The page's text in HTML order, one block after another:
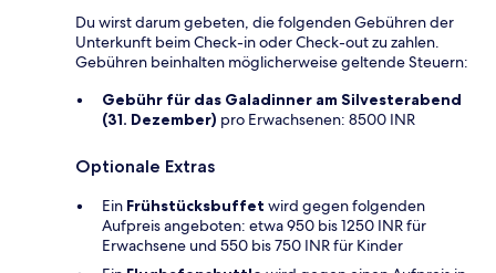
Du wirst darum gebeten, die folgenden Gebühren der
Unterkunft beim Check-in oder Check-out zu zahlen.
Gebühren beinhalten möglicherweise geltende Steuern:
Gebühr für das Galadinner am Silvesterabend
(31. Dezember) pro Erwachsenen: 8500 INR
Optionale Extras
Ein Frühstücksbuffet wird gegen folgenden
Aufpreis angeboten: etwa 950 bis 1250 INR für
Erwachsene und 550 bis 750 INR für Kinder